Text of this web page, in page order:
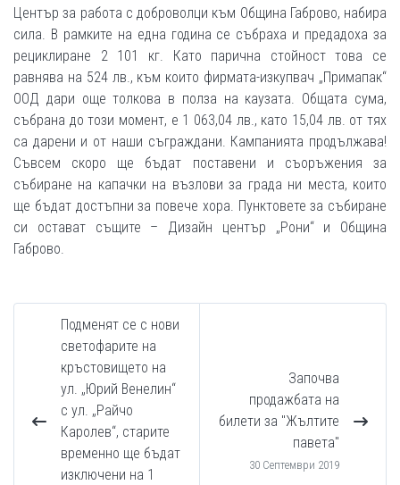
Център за работа с доброволци към Община Габрово, набира
сила. В рамките на една година се събраха и предадоха за
рециклиране 2 101 кг. Като парична стойност това се
равнява на 524 лв., към които фирмата-изкупвач „Примапак“
ООД дари още толкова в полза на каузата. Общата сума,
събрана до този момент, е 1 063,04 лв., като 15,04 лв. от тях
са дарени и от наши съграждани. Кампанията продължава!
Съвсем скоро ще бъдат поставени и съоръжения за
събиране на капачки на възлови за града ни места, които
ще бъдат достъпни за повече хора. Пунктовете за събиране
си остават същите – Дизайн център „Рони“ и Община
Габрово.
Подменят се с нови
светофарите на
кръстовището на
ул. „Юрий Венелин“
с ул. „Райчо
Каролев“, старите
временно ще бъдат
изключени на 1
Започва
продажбата на
билети за "Жълтите
павета"
30 Септември 2019